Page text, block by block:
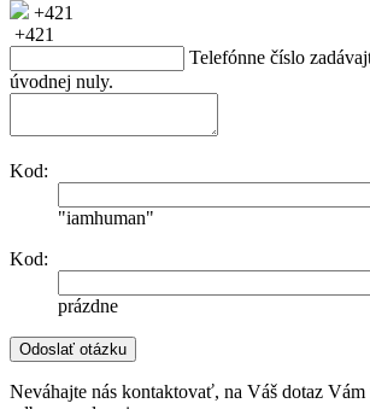
+421
+421
Telefónne číslo
úvodnej nuly.
Kod:
"iamhuman"
Kod:
prázdne
Neváhajte nás kontaktovať, na Váš dotaz Vám